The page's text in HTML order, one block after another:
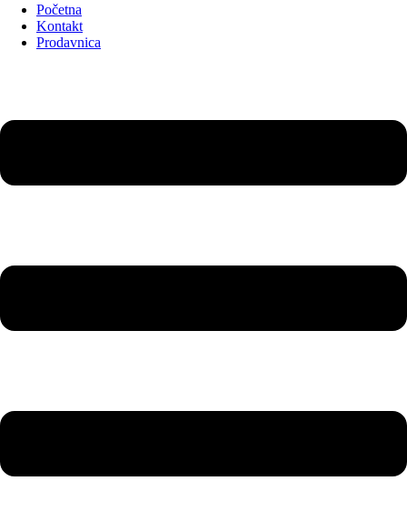
Početna
Kontakt
Prodavnica